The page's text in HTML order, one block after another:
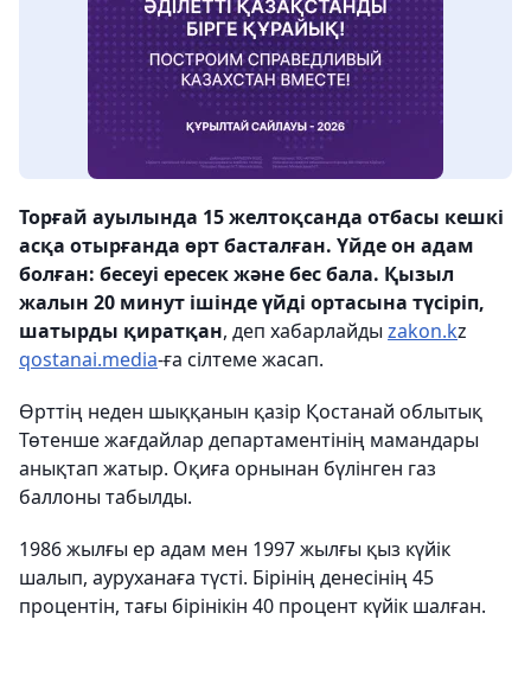
Торғай ауылында 15 желтоқсанда отбасы кешкі
асқа отырғанда өрт басталған. Үйде он адам
болған: бесеуі ересек және бес бала. Қызыл
жалын 20 минут ішінде үйді ортасына түсіріп,
шатырды қиратқан, деп хабарлайды zakon.kz
qostanai.media-ға сілтеме жасап.
Өрттің неден шыққанын қазір Қостанай облытық
Төтенше жағдайлар департаментінің мамандары
анықтап жатыр. Оқиға орнынан бүлінген газ
баллоны табылды.
1986 жылғы ер адам мен 1997 жылғы қыз күйік
шалып, ауруханаға түсті. Бірінің денесінің 45
процентін, тағы бірінікін 40 процент күйік шалған.